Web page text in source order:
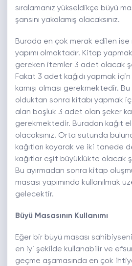
sıralamanız yükseldikçe büyü
şansını yakalamış olacaksınız.
Burada en çok merak edilen
yapımı olmaktadır. Kitap
gereken itemler 3 adet olacak
Fakat 3 adet kağıdı yapmak
kamışı olması gerekmektedir.
olduktan sonra kitabı yapmak
alan boşluk 3 adet olan şeker
gerekmektedir. Buradan kağıt
olacaksınız. Orta sütunda
kağıtları koyarak ve iki tanede
kağıtlar eşit büyüklükte olacak
Bu ayırmadan sonra kitap
masası yapımında kullanılmak
gelecektir.
Büyü Masasının Kullanımı
Eğer bir büyü masası
en iyi şekilde kullanabilir ve
geçme aşamasında en çok